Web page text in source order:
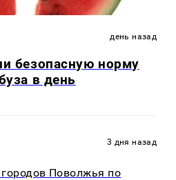
день назад
безопасную норму
в день
3 дня назад
Поволжья по